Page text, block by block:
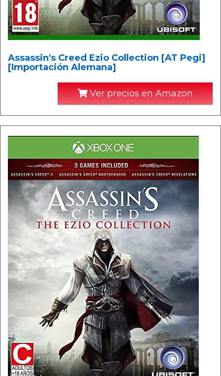
Assassin's Creed Ezio Collection [AT Pegi]
[Importación Alemana]
Ver precios en Amazon